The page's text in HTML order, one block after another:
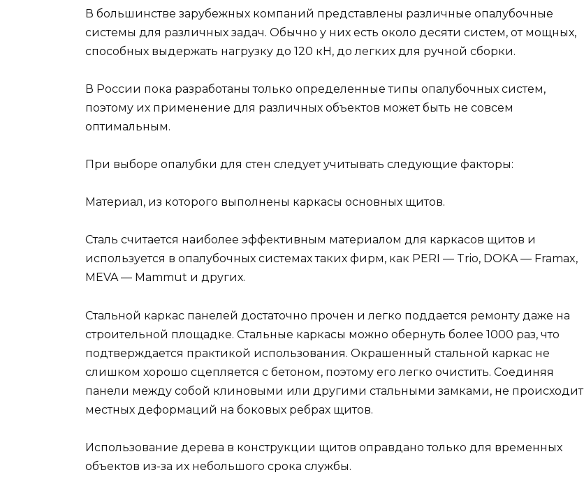
В большинстве зарубежных компаний представлены различные опалубочные
системы для различных задач. Обычно у них есть около десяти систем, от мощных,
способных выдержать нагрузку до 120 кН, до легких для ручной сборки.
В России пока разработаны только определенные типы опалубочных систем,
поэтому их применение для различных объектов может быть не совсем
оптимальным.
При выборе опалубки для стен следует учитывать следующие факторы:
Материал, из которого выполнены каркасы основных щитов.
Сталь считается наиболее эффективным материалом для каркасов щитов и
используется в опалубочных системах таких фирм, как PERI — Trio, DOKA — Framax,
MEVA — Mammut и других.
Стальной каркас панелей достаточно прочен и легко поддается ремонту даже на
строительной площадке. Стальные каркасы можно обернуть более 1000 раз, что
подтверждается практикой использования. Окрашенный стальной каркас не
слишком хорошо сцепляется с бетоном, поэтому его легко очистить. Соединяя
панели между собой клиновыми или другими стальными замками, не происходит
местных деформаций на боковых ребрах щитов.
Использование дерева в конструкции щитов оправдано только для временных
объектов из-за их небольшого срока службы.